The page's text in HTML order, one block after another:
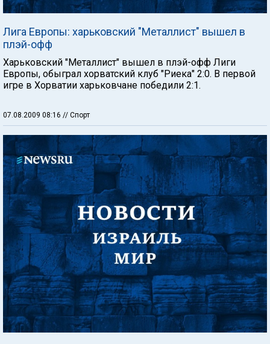
Лига Европы: харьковский "Металлист" вышел в
плэй-офф
Харьковский "Металлист" вышел в плэй-офф Лиги
Европы, обыграл хорватский клуб "Риека" 2:0. В первой
игре в Хорватии харьковчане победили 2:1.
07.08.2009 08:16 // Спорт